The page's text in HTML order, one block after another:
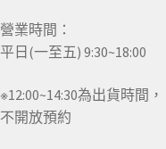
營業時間：
平日(一至五) 9:30~18:00
※12:00~14:30為出貨時間，
不開放預約